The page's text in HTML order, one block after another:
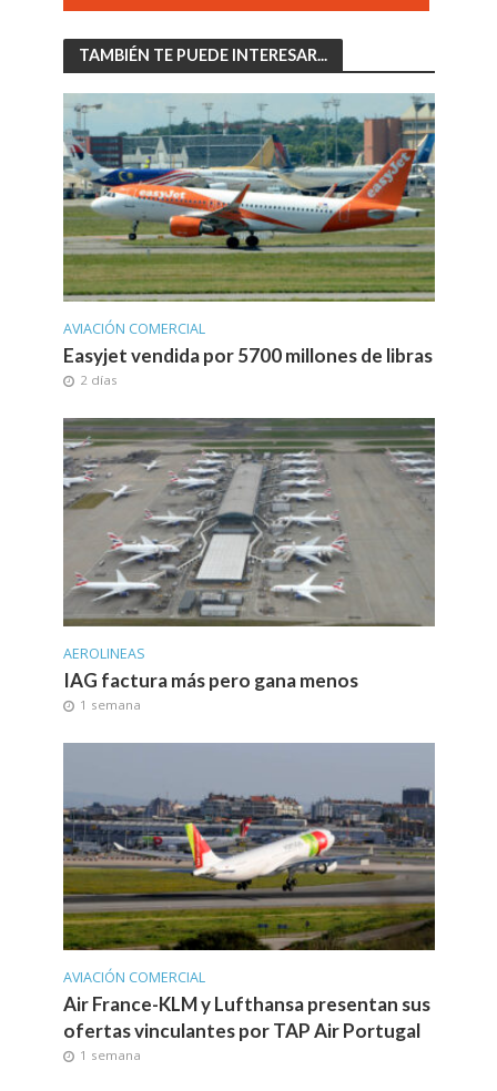
TAMBIÉN TE PUEDE INTERESAR...
AVIACIÓN COMERCIAL
Easyjet vendida por 5700 millones de libras
2 días
AEROLINEAS
IAG factura más pero gana menos
1 semana
AVIACIÓN COMERCIAL
Air France-KLM y Lufthansa presentan sus
ofertas vinculantes por TAP Air Portugal
1 semana